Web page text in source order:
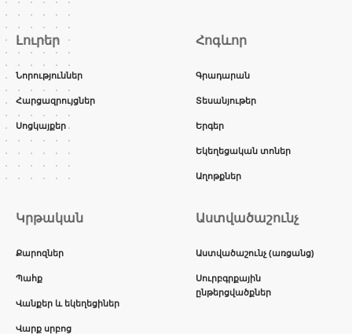
Լուրեր
Նորություններ
Հարցազրույցներ
Սոցկայքեր
Հոգևոր
Գրադարան
Տեսանյութեր
Երգեր
Եկեղեցական տոներ
Աղոթքներ
Կրթական
Քարոզներ
Պահք
Վանքեր և եկեղեցիներ
Վարք սրբոց
Աստվածաշունչ
Աստվածաշունչ (առցանց)
Սուրբգրքային
ընթերցվածքներ